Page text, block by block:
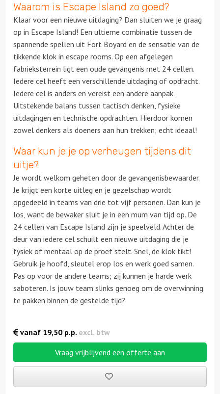
Waarom is Escape Island zo goed?
Klaar voor een nieuwe uitdaging? Dan sluiten we je graag
op in Escape Island! Een ultieme combinatie tussen de
spannende spellen uit Fort Boyard en de sensatie van de
tikkende klok in escape rooms. Op een afgelegen
fabrieksterrein ligt een oude gevangenis met 24 cellen.
Iedere cel heeft een verschillende uitdaging of opdracht.
Iedere cel is anders en vereist een andere aanpak.
Uitstekende balans tussen tactisch denken, fysieke
uitdagingen en technische opdrachten. Hierdoor komen
zowel denkers als doeners aan hun trekken; echt ideaal!
Waar kun je je op verheugen tijdens dit
uitje?
Je wordt welkom geheten door de gevangenisbewaarder.
Je krijgt een korte uitleg en je gezelschap wordt
opgedeeld in teams van drie tot vijf personen. Dan kun je
los, want de bewaker sluit je in een mum van tijd op. De
24 cellen van Escape Island zijn je speelveld. Achter de
deur van iedere cel schuilt een nieuwe uitdaging die je
fysiek of mentaal op de proef stelt. Snel, de klok tikt!
Gebruik je hoofd, sleutel erop los en werk goed samen.
Pas op voor de andere teams; zij kunnen je harde werk
saboteren. Is jouw team slinks genoeg om de overwinning
te pakken binnen de gestelde tijd?
Vraag vrijblijvend een offerte aan
uitjes
vanaf 19,50 p.p. excl. btw